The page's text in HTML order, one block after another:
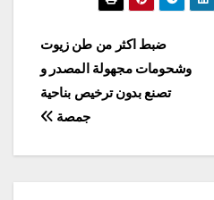
ضبط اكثر من طن زيوت
وشحومات مجهولة المصدر و
تصنع بدون ترخيص بناحية
جمصة